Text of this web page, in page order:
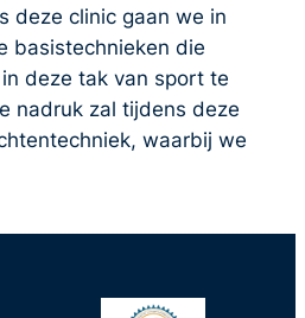
deze clinic gaan we in
basistechnieken die
deze tak van sport te
nadruk zal tijdens deze
waarbij we